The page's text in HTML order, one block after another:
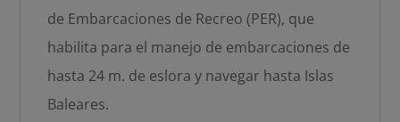
de Embarcaciones de Recreo (PER), que
habilita para el manejo de embarcaciones de
hasta 24 m. de eslora y navegar hasta Islas
Baleares.